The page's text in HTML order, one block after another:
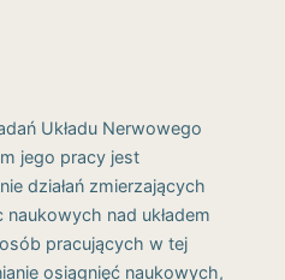
Układu Nerwowego
jego pracy jest
działań zmierzających
nad układem
pracujących w tej
osiągnięć naukowych,